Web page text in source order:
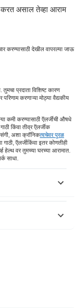
करत असाल तेव्हा आराम
करण्यासाठी देखील वापरल्या जाऊ
प्रदाता विशिष्ट कारण
करणाऱ्या मोठ्या वैद्यकीय
कमी करण्यासाठी ऍलर्जीची औषधे
किंवा तीव्र ऍलर्जीक
अशा क्रॉनिकत्वचेवर पुरळ
गाठी, ऍलर्जीकिंवा इतर कोणतीही
हेल्थ वर तुमच्या घरच्या आरामात.
साधा.
PMC3276885/